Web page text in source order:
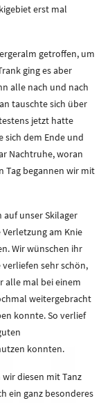
erst mal
getroffen, um
ging es aber
alle nach und nach
tauschte sich über
jetzt hatte
sich dem Ende und
Nachtruhe, woran
Tag begannen wir mit
auf unser Skilager
am Knie
Wir wünschen ihr
sehr schön,
alle mal bei einem
weitergebracht
konnte. So verlief
konnten.
diesen mit Tanz
ein ganz besonderes